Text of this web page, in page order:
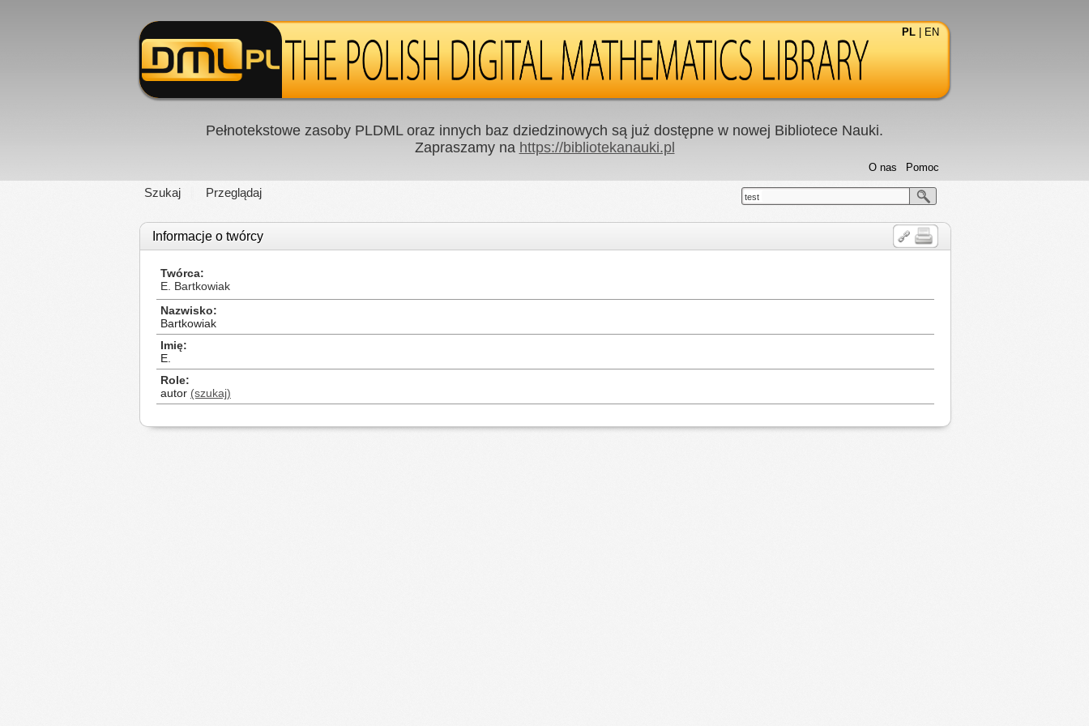
PL EN
Pełnotekstowe zasoby PLDML oraz innych baz dziedzinowych są już dostępne w nowej Bibliotece Nauki.
Zapraszamy na https://bibliotekanauki.pl
Szukaj Przeglądaj
Pomoc
O nas
test
Informacje o twórcy
Twórca
E. Bartkowiak
Nazwisko
Bartkowiak
Imię
E.
Role
autor (szukaj)